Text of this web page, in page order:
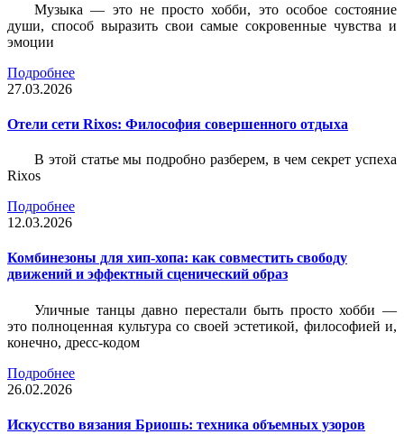
Музыка — это не просто хобби, это особое состояние
души, способ выразить свои самые сокровенные чувства и
эмоции
Подробнее
27.03.2026
Отели сети Rixos: Философия совершенного отдыха
В этой статье мы подробно разберем, в чем секрет успеха
Rixos
Подробнее
12.03.2026
Комбинезоны для хип-хопа: как совместить свободу
движений и эффектный сценический образ
Уличные танцы давно перестали быть просто хобби —
это полноценная культура со своей эстетикой, философией и,
конечно, дресс-кодом
Подробнее
26.02.2026
Искусство вязания Бриошь: техника объемных узоров